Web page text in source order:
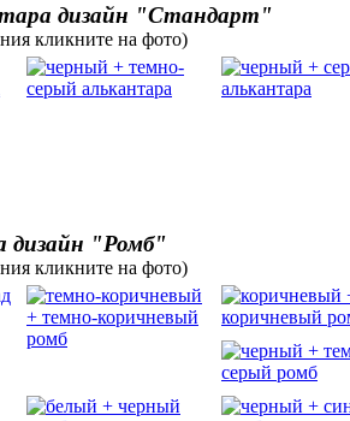
дизайн "Стандарт"
кликните на фото)
дизайн "Ромб"
кликните на фото)